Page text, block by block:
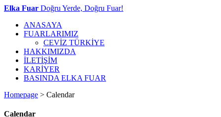
Elka Fuar Doğru Yerde, Doğru Fuar!
ANASAYA
FUARLARIMIZ
CEVİZ TÜRKİYE
HAKKIMIZDA
İLETİŞİM
KARİYER
BASINDA ELKA FUAR
Homepage > Calendar
Calendar